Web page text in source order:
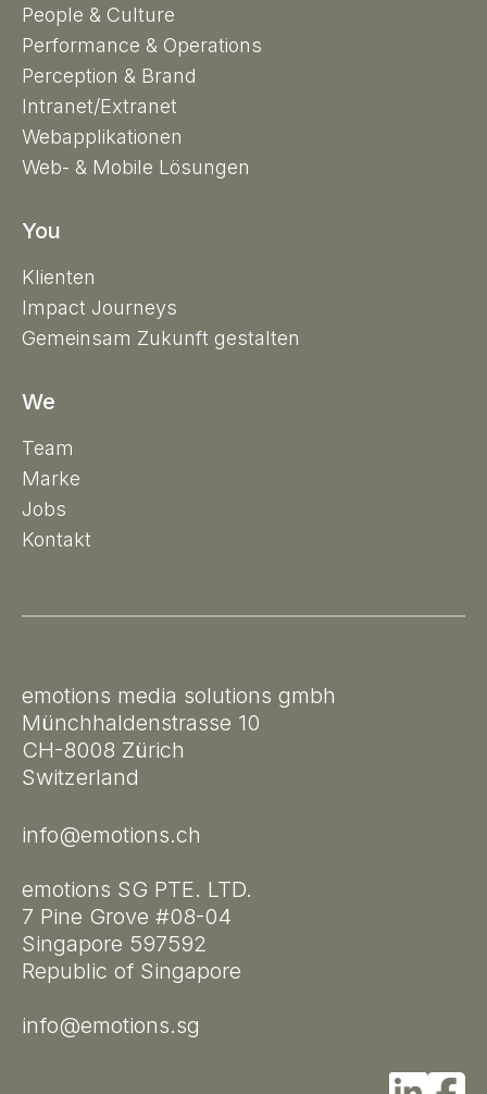
People & Culture
Performance & Operations
Perception & Brand
Intranet/Extranet
Webapplikationen
Web- & Mobile Lösungen
You
Klienten
Impact Journeys
Gemeinsam Zukunft gestalten
We
Team
Marke
Jobs
Kontakt
emotions media solutions gmbh
Münchhaldenstrasse 10
CH-8008 Zürich
Switzerland
info@emotions.ch
emotions SG PTE. LTD.
7 Pine Grove #08-04
Singapore 597592
Republic of Singapore
info@emotions.sg